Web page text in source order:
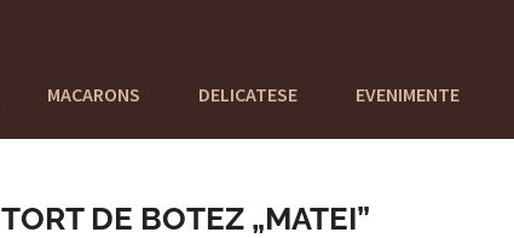
MACARONS DELICATESE EVENIMENTE
TORT DE BOTEZ „MATEI”